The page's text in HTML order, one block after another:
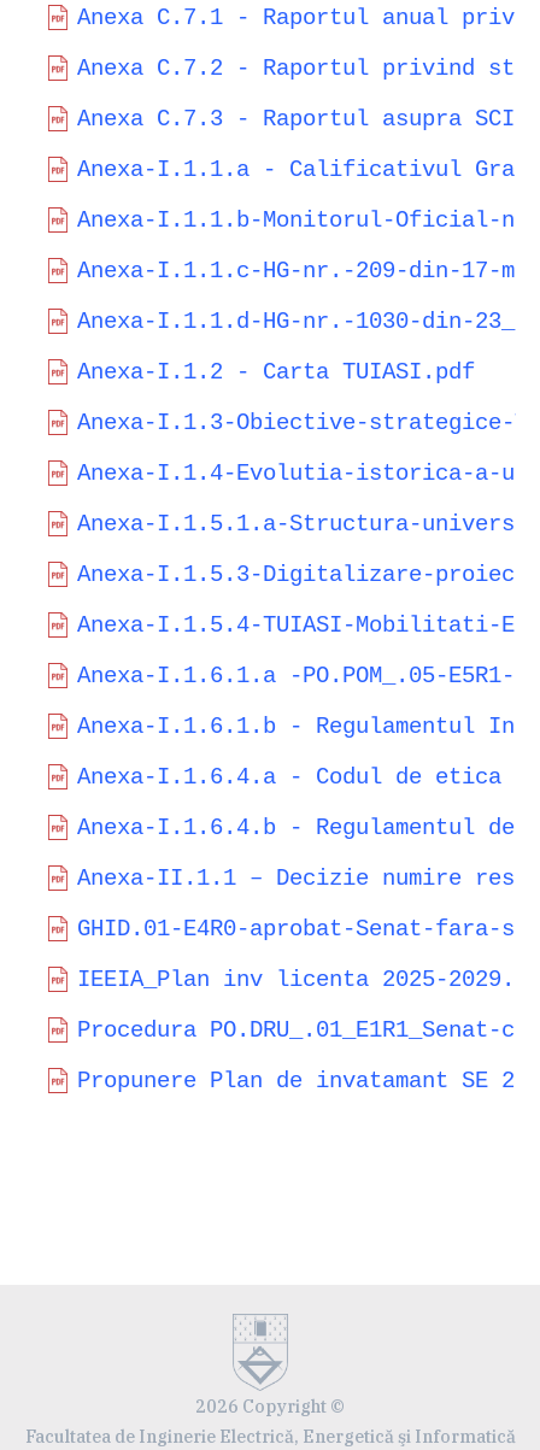
Anexa C.7.1 - Raportul anual
Anexa C.7.2 - Raportul privind
Anexa C.7.3 - Raportul asupra
Anexa-I.1.1.a - Calificativul Grad
Anexa-I.1.1.b-Monitorul-Oficial-
Anexa-I.1.1.c-HG-nr.-209-din-17-
Anexa-I.1.1.d-HG-nr.-1030-din-
Anexa-I.1.2 - Carta TUIASI.pdf
Anexa-I.1.3-Obiective-strategice-
Anexa-I.1.4-Evolutia-istorica-a-
Anexa-I.1.5.1.a-Structura-
Anexa-I.1.5.3-Digitalizare-
Anexa-I.1.5.4-TUIASI-Mobilitati-
Anexa-I.1.6.1.a -PO.POM_.05-
Anexa-I.1.6.1.b - Regulamentul
Anexa-I.1.6.4.a - Codul de etica
Anexa-I.1.6.4.b - Regulamentul
Anexa-II.1.1 – Decizie numire
GHID.01-E4R0-aprobat-Senat-fara-
IEEIA_Plan inv licenta 2025-
Procedura PO.DRU_.01_E1R1_Senat-
Propunere Plan de invatamant SE
2026 Copyright ©
Facultatea de Inginerie Electrică, Energetică şi Informatică